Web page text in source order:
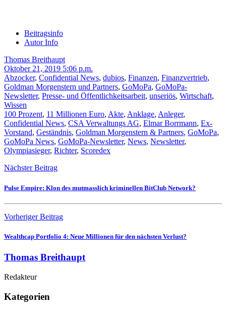
Beitragsinfo
Autor Info
Thomas Breithaupt
Oktober 21, 2019 5:06 p.m.
Abzocker, Confidential News, dubios, Finanzen, Finanzvertrieb,
Goldman Morgenstern und Partners, GoMoPa, GoMoPa-
Newsletter, Presse- und Öffentlichkeitsarbeit, unseriös, Wirtschaft,
Wissen
100 Prozent, 11 Millionen Euro, Akte, Anklage, Anleger,
Confidential News, CSA Verwaltungs AG, Elmar Borrmann, Ex-
Vorstand, Geständnis, Goldman Morgenstern & Partners, GoMoPa,
GoMoPa News, GoMoPa-Newsletter, News, Newsletter,
Olympiasieger, Richter, Scoredex
Nächster Beitrag
Pulse Empire: Klon des mutmasslich kriminellen BitClub Network?
Vorheriger Beitrag
Wealthcap Portfolio 4: Neue Millionen für den nächsten Verlust?
Thomas Breithaupt
Redakteur
Kategorien